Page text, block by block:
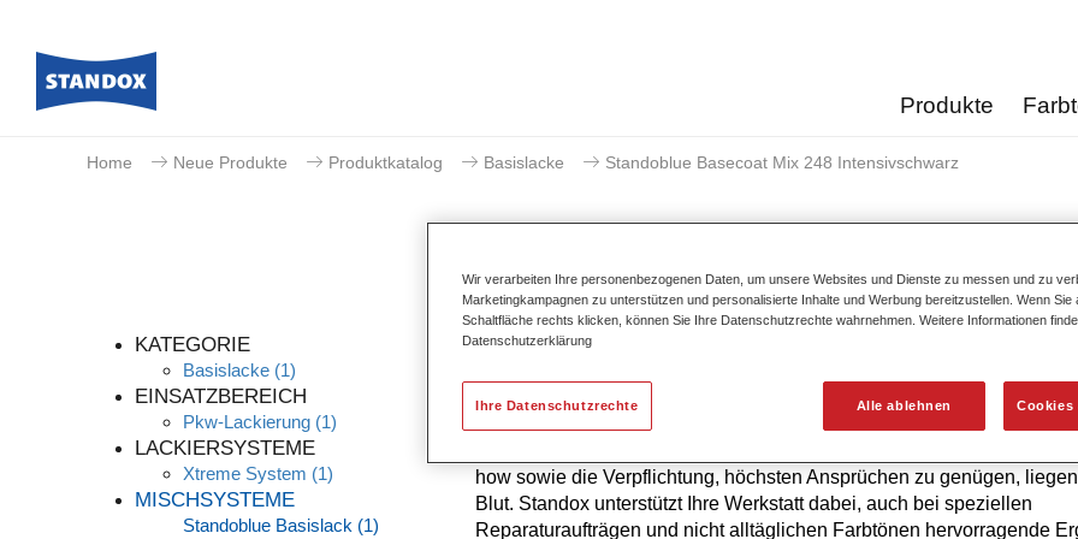
Produkte
Home Neue Produkte Produktkatalog Basislacke Standoblue Basecoat Mix 248 Intensivschwarz
KATEGORIE
Basislacke (1)
EINSATZBEREICH
Pkw-Lackierung (1)
LACKIERSYSTEME
Xtreme System (1)
MISCHSYSTEME
Standoblue Basislack (1)
Standoblue Basecoat Mix
Die höchste Farbtongenauigkeit von Standoblue Basislack ist das
how sowie die Verpflichtung, höchsten Ansprüchen zu genügen,
Blut. Standox unterstützt Ihre Werkstatt dabei, auch bei speziellen
Reparaturaufträgen und nicht alltäglichen Farbtönen hervorragende
Wir verarbeiten Ihre personenbezogenen Daten, um unsere Websites und Dienste zu messen und zu
Marketingkampagnen zu unterstützen und personalisierte Inhalte und Werbung bereitzustellen. Wenn Sie
Schaltfläche rechts klicken, können Sie Ihre Datenschutzrechte wahrnehmen. Weitere Informationen
Datenschutzerklärung
Alle ablehnen Cookies
Ihre Datenschutzrechte